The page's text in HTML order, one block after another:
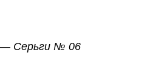
— Серьги № 06